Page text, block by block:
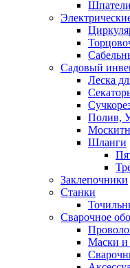
Шпатели
Садовый
Леска
Полив,
Шланги
Заклепочники
Станки
Сварочное
Маски и